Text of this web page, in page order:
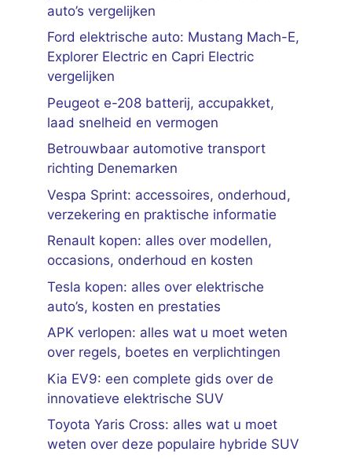
auto’s vergelijken
Ford elektrische auto: Mustang Mach-E,
Explorer Electric en Capri Electric
vergelijken
Peugeot e-208 batterij, accupakket,
laad snelheid en vermogen
Betrouwbaar automotive transport
richting Denemarken
Vespa Sprint: accessoires, onderhoud,
verzekering en praktische informatie
Renault kopen: alles over modellen,
occasions, onderhoud en kosten
Tesla kopen: alles over elektrische
auto’s, kosten en prestaties
APK verlopen: alles wat u moet weten
over regels, boetes en verplichtingen
Kia EV9: een complete gids over de
innovatieve elektrische SUV
Toyota Yaris Cross: alles wat u moet
weten over deze populaire hybride SUV